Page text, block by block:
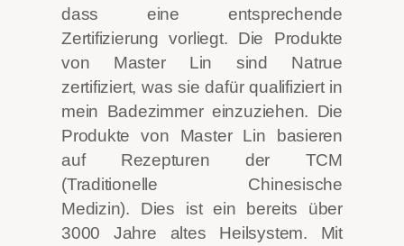
dass eine entsprechende
Zertifizierung vorliegt. Die Produkte
von Master Lin sind Natrue
zertifiziert, was sie dafür qualifiziert in
mein Badezimmer einzuziehen. Die
Produkte von Master Lin basieren
auf Rezepturen der TCM
(Traditionelle Chinesische
Medizin). Dies ist ein bereits über
3000 Jahre altes Heilsystem. Mit